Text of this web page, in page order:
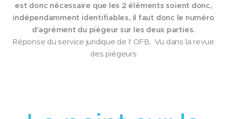
est donc nécessaire que les 2 éléments soient donc,
indépendamment identifiables, il faut donc le numéro
d'agrément du piégeur sur les deux parties.
Réponse du service juridique de l' OFB, Vu dans la revue
des piégeurs